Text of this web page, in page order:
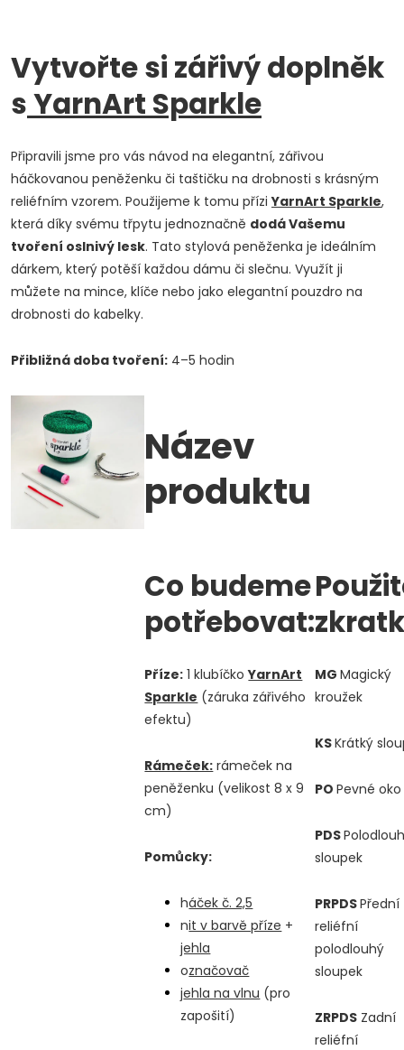
Vytvořte si zářivý doplněk
sYarnArt Sparkle
Připravili jsme pro vás návod na elegantní, zářivou
háčkovanou peněženku či taštičku na drobnosti s krásným
reliéfním vzorem. Použijeme k tomu příziYarnArt Sparkle,
která díky svému třpytu jednoznačně dodá Vašemu
tvoření oslnivý lesk. Tato stylová peněženka je ideálním
dárkem, který potěší každou dámu či slečnu. Využít ji
můžete na mince, klíče nebo jako elegantní pouzdro na
drobnosti do kabelky.
Přibližná doba tvoření: 4–5 hodin
Název
produktu
Co budeme
potřebovat:
Příze: 1 klubíčkoYarnArt
Sparkle (záruka zářivého
efektu)
Rámeček: rámeček na
peněženku (velikost 8 x 9
cm)
Pomůcky:
háček č. 2,5
nit v barvě příze +
jehla
označovač
jehla na vlnu (pro
zapošití)
MGMagický
kroužek
KSKrátký
POPevné oko
PDS
sloupek
PRPDSPřední
reliéfní
polodlouhý
sloupek
ZRPDS Zadní
reliéfní